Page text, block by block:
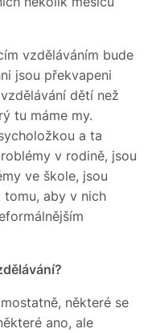
vzděláváním bude
jsou překvapeni
dětí než
tu máme my.
a ta
v rodině, jsou
ve škole, jsou
tomu, aby v nich
některé se
ano, ale